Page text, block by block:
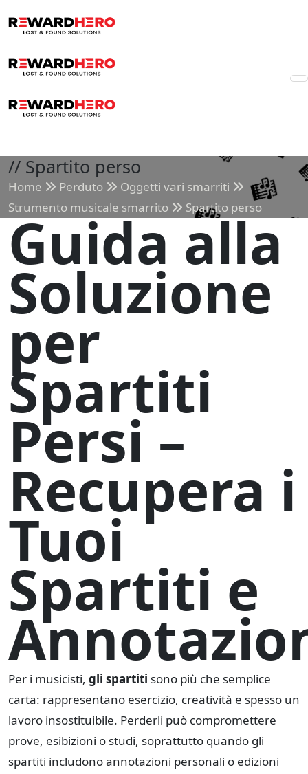
// Spartito perso
Home Perduto
Oggetti vari smarriti
Strumento musicale smarrito
Spartito perso
Guida alla
Soluzione
per
Spartiti
Persi –
Recupera i
Tuoi
Spartiti e
Per i musicisti, gli spartiti sono più che semplice
carta: rappresentano esercizio, creatività e spesso un
lavoro insostituibile. Perderli può compromettere
prove, esibizioni o studi, soprattutto quando gli
spartiti includono annotazioni personali o edizioni